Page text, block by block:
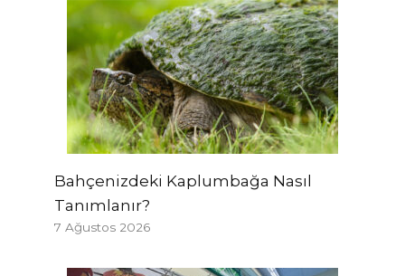
Bahçenizdeki Kaplumbağa Nasıl
Tanımlanır?
7 Ağustos 2026